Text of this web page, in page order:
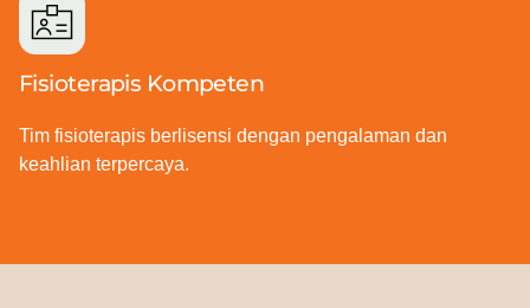
Fisioterapis Kompeten
Tim fisioterapis berlisensi dengan pengalaman dan
keahlian terpercaya.